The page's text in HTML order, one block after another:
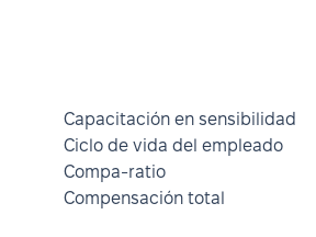
Capacitación en sensibilidad
Ciclo de vida del empleado
Compa-ratio
Compensación total